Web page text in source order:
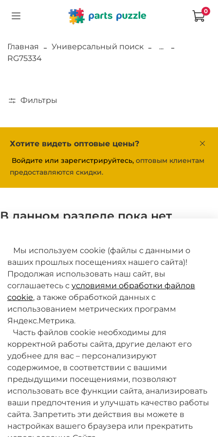
0
Главная Универсальный поиск
...
RG75334
Фильтры
Хотите видеть оптовые цены?
Войдите или зарегистрируйтесь, оптовым клиентам
предоставляются скидки.
В данном разделе пока нет
О компании
Товары и услуги
+7 (495) 789-38-95
09:00 - 18:00 (будни, по МСК)
Мы используем cookie (файлы с данными о
ваших прошлых посещениях нашего сайта)!
Продолжая использовать наш сайт, вы
соглашаетесь с условиями обработки файлов
cookie, а также обработкой данных с
использованием метрических программ
Яндекс.Метрика.
Часть файлов cookie необходимы для
корректной работы сайта, другие делают его
удобнее для вас – персонализируют
содержимое, в соответствии с вашими
предыдущими посещениями, позволяют
использовать все функции сайта, анализировать
ваши предпочтения и улучшать качество работы
сайта. Запретить эти действия вы можете в
настройках вашего браузера или прекратить